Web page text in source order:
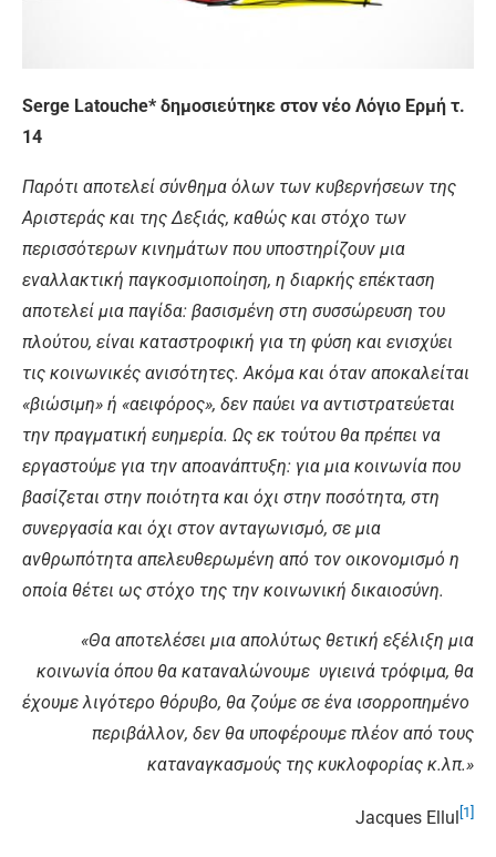
Serge Latouche* δημοσιεύτηκε στον νέο Λόγιο Ερμή τ.
14
Παρότι αποτελεί σύνθημα όλων των κυβερνήσεων της
Αριστεράς και της Δεξιάς, καθώς και στόχο των
περισσότερων κινημάτων που υποστηρίζουν μια
εναλλακτική παγκοσμιοποίηση, η διαρκής επέκταση
αποτελεί μια παγίδα: βασισμένη στη συσσώρευση του
πλούτου, είναι καταστροφική για τη φύση και ενισχύει
τις κοινωνικές ανισότητες. Ακόμα και όταν αποκαλείται
«βιώσιμη» ή «αειφόρος», δεν παύει να αντιστρατεύεται
την πραγματική ευημερία. Ως εκ τούτου θα πρέπει να
εργαστούμε για την αποανάπτυξη: για μια κοινωνία που
βασίζεται στην ποιότητα και όχι στην ποσότητα, στη
συνεργασία και όχι στον ανταγωνισμό, σε μια
ανθρωπότητα απελευθερωμένη από τον οικονομισμό η
οποία θέτει ως στόχο της την κοινωνική δικαιοσύνη.
«Θα αποτελέσει μια απολύτως θετική εξέλιξη μια
κοινωνία όπου θα καταναλώνουμε υγιεινά τρόφιμα, θα
έχουμε λιγότερο θόρυβο, θα ζούμε σε ένα ισορροπημένο
περιβάλλον, δεν θα υποφέρουμε πλέον από τους
καταναγκασμούς της κυκλοφορίας κ.λπ.»
Jacques Ellul [1]